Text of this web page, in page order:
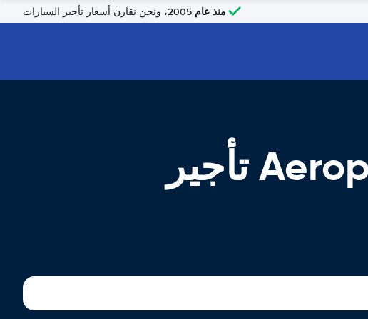
منذ عام
Aeroporto de Itaituba Wirland Freire تأجير